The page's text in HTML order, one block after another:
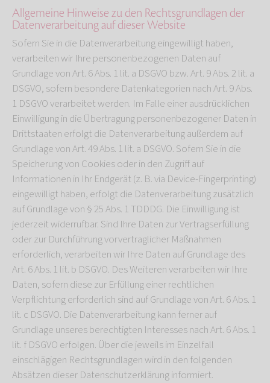
Allgemeine Hinweise zu den Rechtsgrundlagen der
Datenverarbeitung auf dieser Website
Sofern Sie in die Datenverarbeitung eingewilligt haben,
verarbeiten wir Ihre personenbezogenen Daten auf
Grundlage von Art. 6 Abs. 1 lit. a DSGVO bzw. Art. 9 Abs. 2 lit. a
DSGVO, sofern besondere Datenkategorien nach Art. 9 Abs.
1 DSGVO verarbeitet werden. Im Falle einer ausdrücklichen
Einwilligung in die Übertragung personenbezogener Daten in
Drittstaaten erfolgt die Datenverarbeitung außerdem auf
Grundlage von Art. 49 Abs. 1 lit. a DSGVO. Sofern Sie in die
Speicherung von Cookies oder in den Zugriff auf
Informationen in Ihr Endgerät (z. B. via Device-Fingerprinting)
eingewilligt haben, erfolgt die Datenverarbeitung zusätzlich
auf Grundlage von § 25 Abs. 1 TDDDG. Die Einwilligung ist
jederzeit widerrufbar. Sind Ihre Daten zur Vertragserfüllung
oder zur Durchführung vorvertraglicher Maßnahmen
erforderlich, verarbeiten wir Ihre Daten auf Grundlage des
Art. 6 Abs. 1 lit. b DSGVO. Des Weiteren verarbeiten wir Ihre
Daten, sofern diese zur Erfüllung einer rechtlichen
Verpflichtung erforderlich sind auf Grundlage von Art. 6 Abs. 1
lit. c DSGVO. Die Datenverarbeitung kann ferner auf
Grundlage unseres berechtigten Interesses nach Art. 6 Abs. 1
lit. f DSGVO erfolgen. Über die jeweils im Einzelfall
einschlägigen Rechtsgrundlagen wird in den folgenden
Absätzen dieser Datenschutzerklärung informiert.